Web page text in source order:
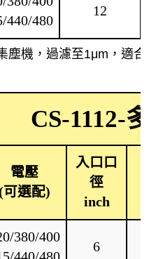
塵機，過濾至1μm，適
440/480
12
CS-1112-
電壓
可選配)
入口口
徑
inch
380/400
6